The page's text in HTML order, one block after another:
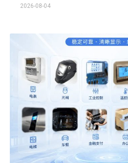
2026-08-04